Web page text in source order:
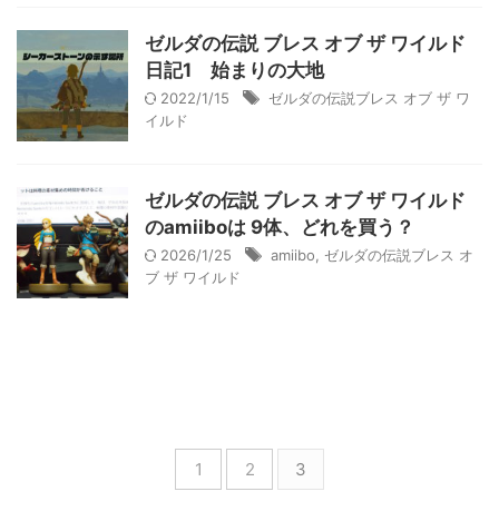
ゼルダの伝説 ブレス オブ ザ ワイルド
日記1 始まりの大地
2022/1/15
ゼルダの伝説ブレス オブ ザ ワ
イルド
ゼルダの伝説 ブレス オブ ザ ワイルド
のamiiboは 9体、どれを買う？
2026/1/25 amiibo
ゼルダの伝説ブレス オ
ブ ザ ワイルド
1 2 3